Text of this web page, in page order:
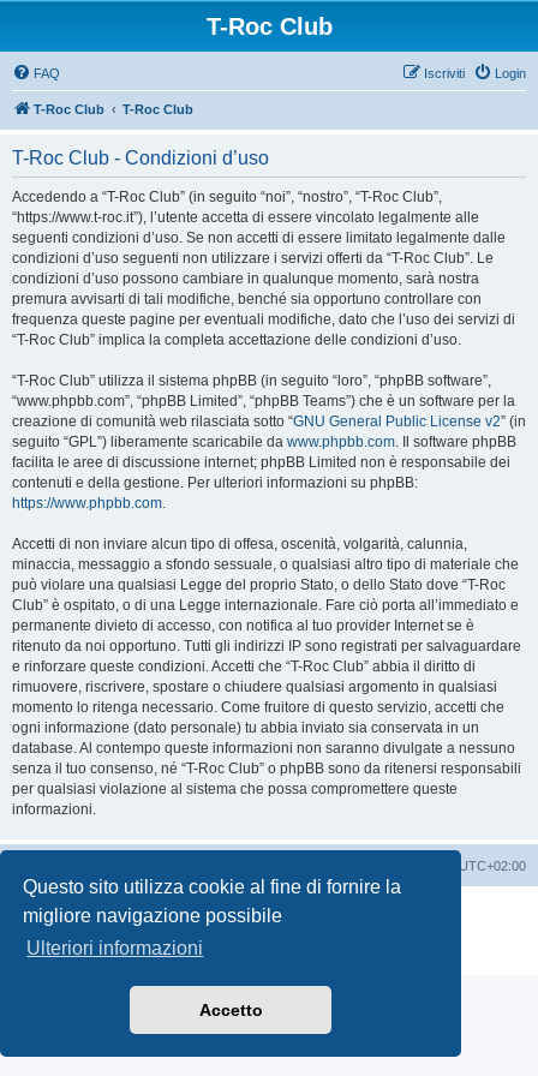
Questo sito utilizza cookie al fine di fornire la
migliore navigazione possibile
Ulteriori informazioni
Accetto
T-Roc Club
FAQ Login
Iscriviti
T-Roc Club T-Roc Club
T-Roc Club - Condizioni d’uso
Accedendo a “T-Roc Club” (in seguito “noi”, “nostro”, “T-Roc Club”,
“https://www.t-roc.it”), l’utente accetta di essere vincolato legalmente alle
seguenti condizioni d’uso. Se non accetti di essere limitato legalmente dalle
condizioni d’uso seguenti non utilizzare i servizi offerti da “T-Roc Club”. Le
condizioni d’uso possono cambiare in qualunque momento, sarà nostra
premura avvisarti di tali modifiche, benché sia opportuno controllare con
frequenza queste pagine per eventuali modifiche, dato che l’uso dei servizi di
“T-Roc Club” implica la completa accettazione delle condizioni d’uso.
“T-Roc Club” utilizza il sistema phpBB (in seguito “loro”, “phpBB software”,
“www.phpbb.com”, “phpBB Limited”, “phpBB Teams”) che è un software per la
creazione di comunità web rilasciata sotto “GNU General Public License v2” (in
seguito “GPL”) liberamente scaricabile da www.phpbb.com. Il software phpBB
facilita le aree di discussione internet; phpBB Limited non è responsabile dei
contenuti e della gestione. Per ulteriori informazioni su phpBB:
https://www.phpbb.com.
Accetti di non inviare alcun tipo di offesa, oscenità, volgarità, calunnia,
minaccia, messaggio a sfondo sessuale, o qualsiasi altro tipo di materiale che
può violare una qualsiasi Legge del proprio Stato, o dello Stato dove “T-Roc
Club” è ospitato, o di una Legge internazionale. Fare ciò porta all’immediato e
permanente divieto di accesso, con notifica al tuo provider Internet se è
ritenuto da noi opportuno. Tutti gli indirizzi IP sono registrati per salvaguardare
e rinforzare queste condizioni. Accetti che “T-Roc Club” abbia il diritto di
rimuovere, riscrivere, spostare o chiudere qualsiasi argomento in qualsiasi
momento lo ritenga necessario. Come fruitore di questo servizio, accetti che
ogni informazione (dato personale) tu abbia inviato sia conservata in un
database. Al contempo queste informazioni non saranno divulgate a nessuno
senza il tuo consenso, né “T-Roc Club” o phpBB sono da ritenersi responsabili
per qualsiasi violazione al sistema che possa compromettere queste
informazioni.
UTC+02:00
Creato da
® Forum Software © phpBB Limited
Traduzione Italiana